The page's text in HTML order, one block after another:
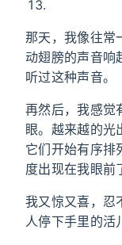
那天，我像往常
动翅膀的声音响
听过这种声音。
再然后，我感觉
眼。越来越的光
它们开始有序排
度出现在我眼前
我又惊又喜，忍
人停下手里的活